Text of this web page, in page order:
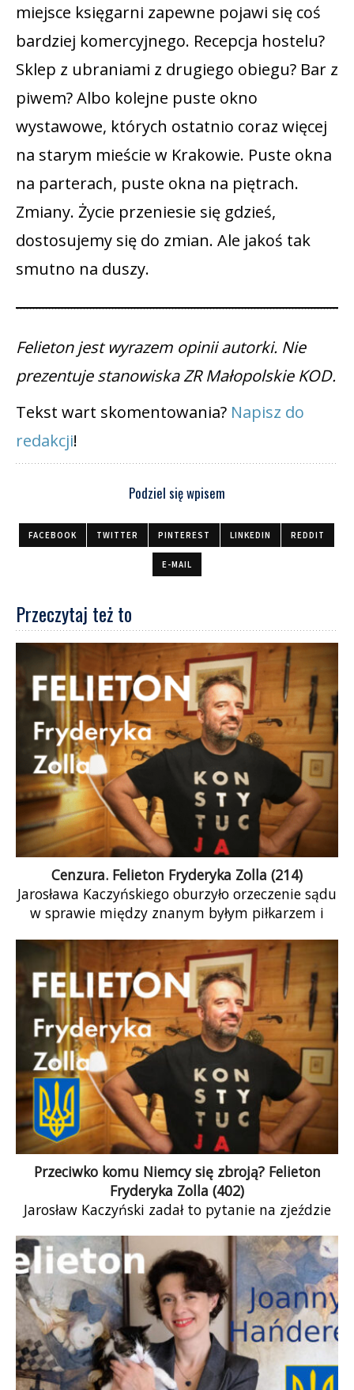
miejsce księgarni zapewne pojawi się coś
bardziej komercyjnego. Recepcja hostelu?
Sklep z ubraniami z drugiego obiegu? Bar z
piwem? Albo kolejne puste okno
wystawowe, których ostatnio coraz więcej
na starym mieście w Krakowie. Puste okna
na parterach, puste okna na piętrach.
Zmiany. Życie przeniesie się gdzieś,
dostosujemy się do zmian. Ale jakoś tak
smutno na duszy.
Felieton jest wyrazem opinii autorki. Nie
prezentuje stanowiska ZR Małopolskie KOD.
Tekst wart skomentowania? Napisz do
redakcji!
Podziel się wpisem
FACEBOOK TWITTER PINTEREST LINKEDIN REDDIT
E-MAIL
Przeczytaj też to
Cenzura. Felieton Fryderyka Zolla (214)
Jarosława Kaczyńskiego oburzyło orzeczenie sądu
w sprawie między znanym byłym piłkarzem i
prawicowym dziennikarzem. Wobec tego […]
Przeciwko komu Niemcy się zbroją? Felieton
Fryderyka Zolla (402)
Jarosław Kaczyński zadał to pytanie na zjeździe
śmiałą tezę, że Niemcy zbroją się w odpowiedzi
na nasze zbrojenia. Można by te obserwacje
porównać do urojeń osób, z których nie należy
się śmiać, jak poucza nas Boy-Żeleński w
wierszyku „Dziadzio”.